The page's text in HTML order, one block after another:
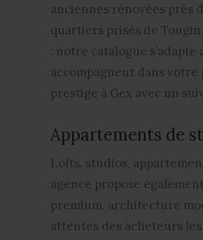
anciennes rénovées près
quartiers prisés de
: notre catalogue s’adapte
accompagnent dans votre
prestige à Gex avec un
Appartements de
Lofts, studios,
agence propose
premium, architecture
attentes des acheteurs